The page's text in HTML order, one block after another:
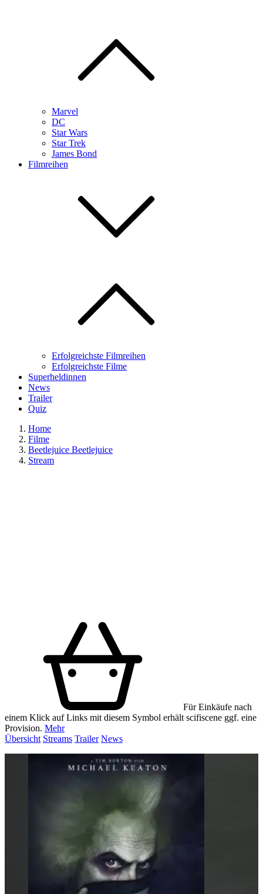
Marvel
DC
Star Wars
Star Trek
James Bond
Filmreihen
Erfolgreichste Filmreihen
Erfolgreichste Filme
Superheldinnen
News
Trailer
Quiz
Home
Filme
Beetlejuice Beetlejuice
Stream
Für Einkäufe nach
einem Klick auf Links mit diesem Symbol erhält scifiscene ggf. eine
Provision. Mehr
Übersicht Streams Trailer News